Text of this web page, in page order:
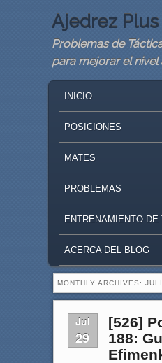
Ajedrez Plus
Problemas de
para mejorar el nivel
SKIP TO PRIMARY
SKIP TO
INICIO
POSICIONES
MATES
PROBLEMAS
ENTRENAMIENTO DE
ACERCA DEL BLOG
MONTHLY ARCHIVES:
Jul
29
[526]
188: